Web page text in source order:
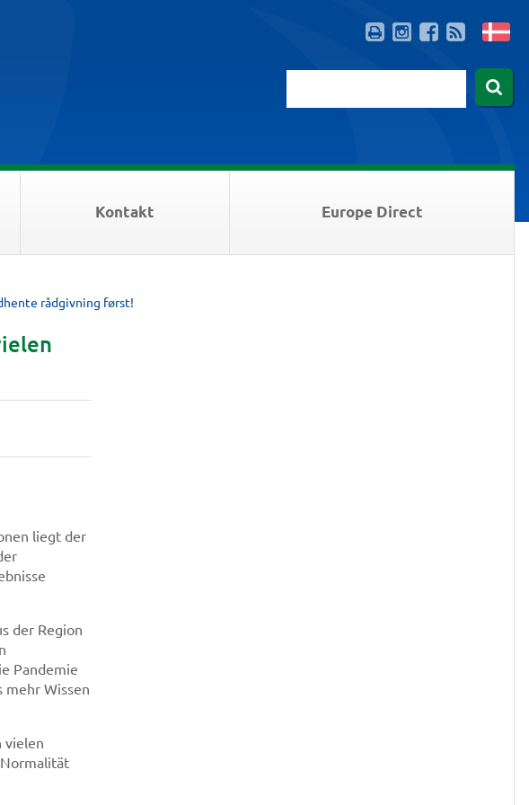
Kontakt Europe Direct
rådgivning først!
liegt der
der Region
Pandemie
mehr Wissen
vielen